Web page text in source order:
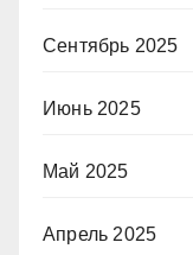
Сентябрь 2025
Июнь 2025
Май 2025
Апрель 2025